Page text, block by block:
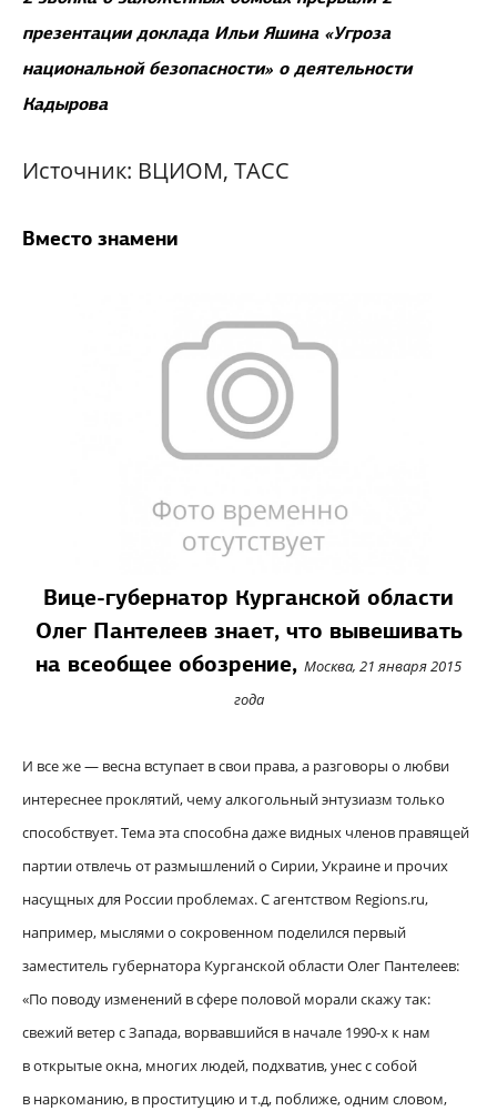
презентации доклада Ильи Яшина «Угроза
национальной безопасности» о деятельности
Кадырова
Источник: ВЦИОМ, ТАСС
Вместо знамени
Вице-губернатор Курганской области
Олег Пантелеев знает, что вывешивать
на всеобщее обозрение, Москва, 21 января 2015
года
И все же — весна вступает в свои права, а разговоры о любви
интереснее проклятий, чему алкогольный энтузиазм только
способствует. Тема эта способна даже видных членов правящей
партии отвлечь от размышлений о Сирии, Украине и прочих
насущных для России проблемах. С агентством Regions.ru,
например, мыслями о сокровенном поделился первый
заместитель губернатора Курганской области Олег Пантелеев:
«По поводу изменений в сфере половой морали скажу так:
свежий ветер с Запада, ворвавшийся в начале 1990-х к нам
в открытые окна, многих людей, подхватив, унес с собой
в наркоманию, в проституцию и т.д, поближе, одним словом,